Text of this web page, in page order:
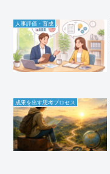
人事評価・育成
成果を出す思考プロセス